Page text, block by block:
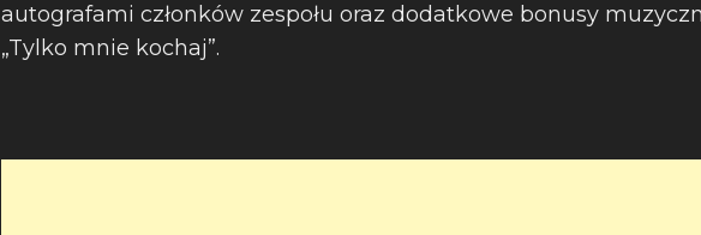
autografami członków zespołu oraz dodatkowe bonusy
„Tylko mnie kochaj”.